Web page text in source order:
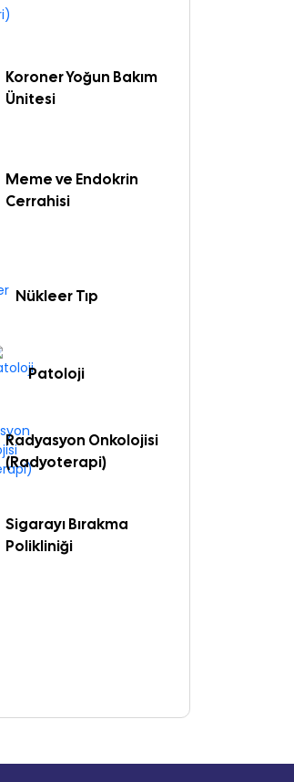
Koroner Yoğun Bakım
Ünitesi
Meme ve Endokrin
Cerrahisi
Nükleer Tıp
Patoloji
Radyasyon Onkolojisi
(Radyoterapi)
Sigarayı Bırakma
Polikliniği